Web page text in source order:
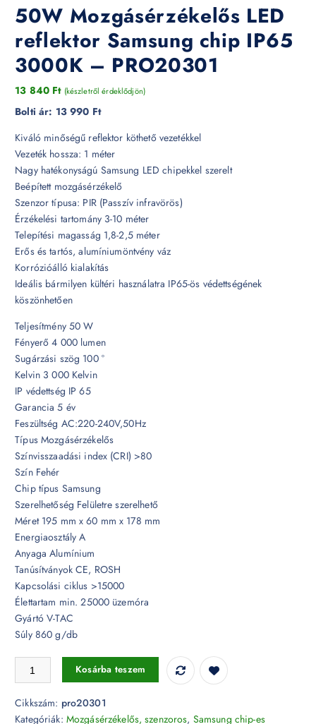
50W Mozgásérzékelős LED
reflektor Samsung chip IP65
3000K – PRO20301
13 840 Ft (készletről érdeklődjön)
Bolti ár: 13 990 Ft
Kiváló minőségű reflektor köthető vezetékkel
Vezeték hossza: 1 méter
Nagy hatékonyságú Samsung LED chipekkel szerelt
Beépített mozgásérzékelő
Szenzor típusa: PIR (Passzív infravörös)
Érzékelési tartomány 3-10 méter
Telepítési magasság 1,8-2,5 méter
Erős és tartós, alumíniumöntvény váz
Korrózióálló kialakítás
Ideális bármilyen kültéri használatra IP65-ös védettségének
köszönhetően
Teljesítmény 50 W
Fényerő 4 000 lumen
Sugárzási szög 100 °
Kelvin 3 000 Kelvin
IP védettség IP 65
Garancia 5 év
Feszültség AC:220-240V,50Hz
Típus Mozgásérzékelős
Színvisszaadási index (CRI) >80
Szín Fehér
Chip típus Samsung
Szerelhetőség Felületre szerelhető
Méret 195 mm x 60 mm x 178 mm
Energiaosztály A
Anyaga Alumínium
Tanúsítványok CE, ROSH
Kapcsolási ciklus >15000
Élettartam min. 25000 üzemóra
Gyártó V-TAC
Súly 860 g/db
50W Mozgásérzékelős LED reflektor Samsung chip IP65 3000K -
Kosárba teszem
Cikkszám: pro20301
Kategóriák: Mozgásérzékelős, szenzoros, Samsung chip-es